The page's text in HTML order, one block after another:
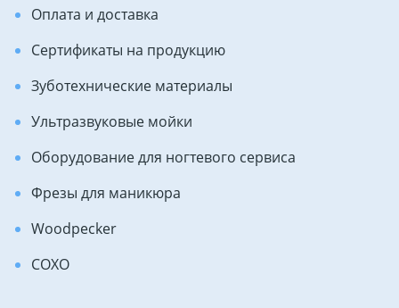
Оплата и доставка
Сертификаты на продукцию
Зуботехнические материалы
Ультразвуковые мойки
Оборудование для ногтевого сервиса
Фрезы для маникюра
Woodpecker
COXO